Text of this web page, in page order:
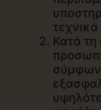
Κατά τη